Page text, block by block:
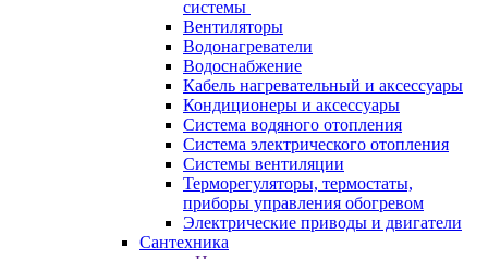
системы
Вентиляторы
Водонагреватели
Водоснабжение
Кабель нагревательный и аксессуары
Кондиционеры и аксессуары
Система водяного отопления
Система электрического отопления
Системы вентиляции
Терморегуляторы, термостаты,
приборы управления обогревом
Электрические приводы и двигатели
Сантехника